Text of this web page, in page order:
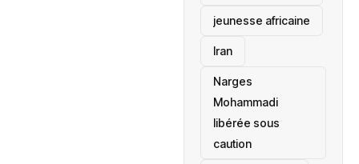
jeunesse africaine
‎Iran
Narges
Mohammadi
libérée sous
caution